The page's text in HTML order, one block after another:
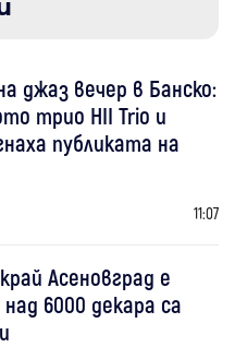
джаз вечер в Банско:
трио HII Trio и
публиката на
11:07
Асеновград е
6000 декара са